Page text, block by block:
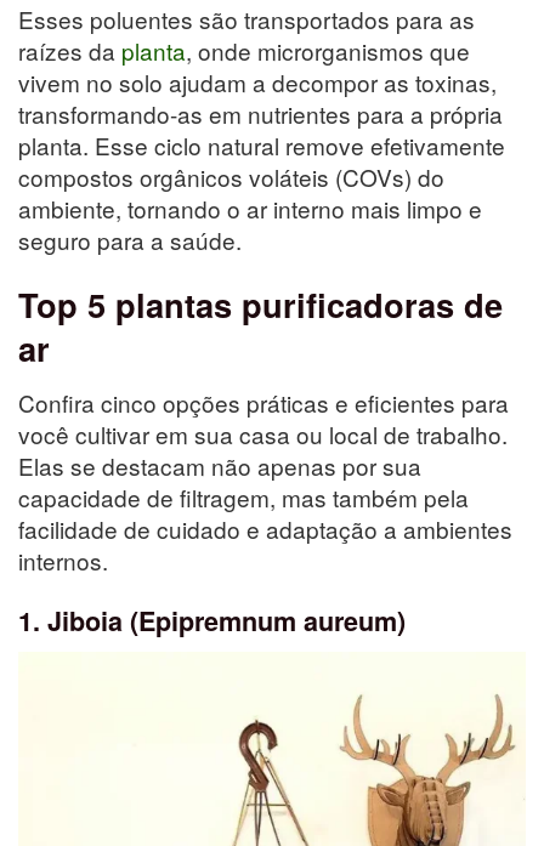
Esses poluentes são transportados para as
raízes da planta, onde microrganismos que
vivem no solo ajudam a decompor as toxinas,
transformando-as em nutrientes para a própria
planta. Esse ciclo natural remove efetivamente
compostos orgânicos voláteis (COVs) do
ambiente, tornando o ar interno mais limpo e
seguro para a saúde.
Top 5 plantas purificadoras de
ar
Confira cinco opções práticas e eficientes para
você cultivar em sua casa ou local de trabalho.
Elas se destacam não apenas por sua
capacidade de filtragem, mas também pela
facilidade de cuidado e adaptação a ambientes
internos.
1. Jiboia (Epipremnum aureum)